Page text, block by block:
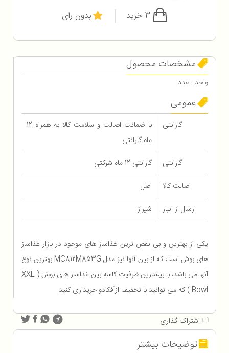
بدون رای
مشخصات محصول
واحد : عدد
عمومی
گارانتی
با ضمانت اصالت و سلامت کالا به همراه 12
ماه گارانتی
گارانتی
گارانتی 12 ماه شرکتی
اصالت کالا
اصل
ارسال از انبار
شیراز
یکی از بهترین و بی نقص ترین غذاساز های موجود در بازار غذاساز
های بوش است که از بین آنها نیز مدل MC812M853G بهترین نوع
آنها می باشد، با بیشترین ظرفیت کاسه بین غذاساز های بوش ( XXL
Bowl ) که می توانید با تخفیف ازآفکادو خریداری کنید.
اشتراک گذاری
توضیحات بیشتر